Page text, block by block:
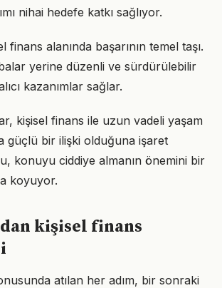
nihai hedefe katkı sağlıyor.
finans alanında başarının temel taşı.
yerine düzenli ve sürdürülebilir
kazanımlar sağlar.
kişisel finans ile uzun vadeli yaşam
güçlü bir ilişki olduğuna işaret
konuyu ciddiye almanın önemini bir
koyuyor.
kişisel finans
atılan her adım, bir sonraki